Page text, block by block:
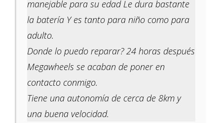
manejable para su edad Le dura bastante
la batería Y es tanto para niño como para
adulto.
Donde lo puedo reparar? 24 horas después
Megawheels se acaban de poner en
contacto conmigo.
Tiene una autonomía de cerca de 8km y
una buena velocidad.